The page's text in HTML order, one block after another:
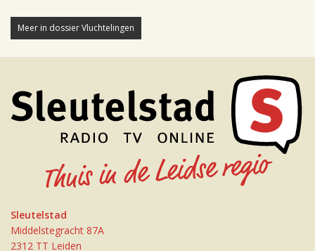
Meer in dossier Vluchtelingen
Sleutelstad
Middelstegracht 87A
2312 TT Leiden